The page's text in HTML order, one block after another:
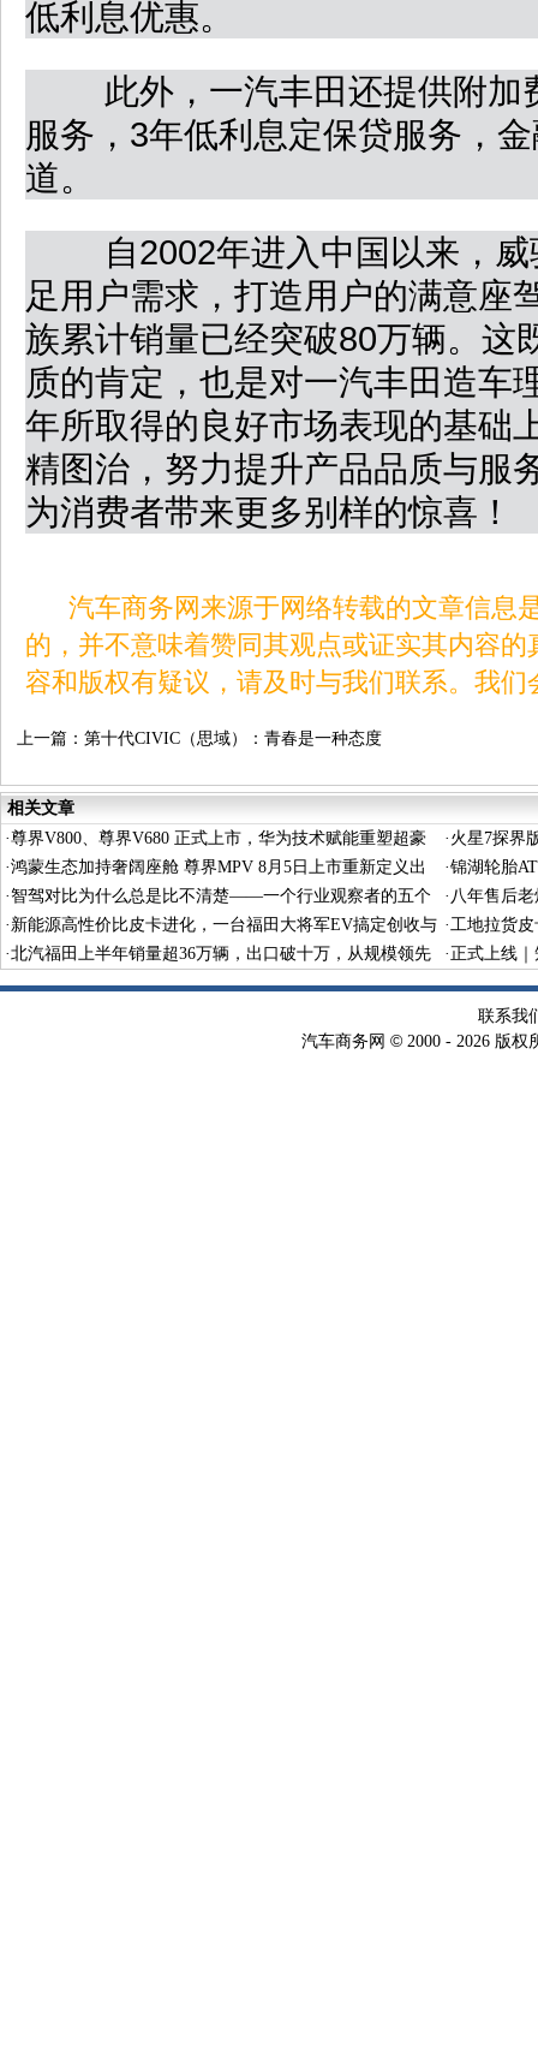
低利息优惠。
此外，一汽丰田还提供附加
服务，3年低利息定保贷服务，
道。
自2002年进入中国以来，威
足用户需求，打造用户的满意座
族累计销量已经突破80万辆。这
质的肯定，也是对一汽丰田造车
年所取得的良好市场表现的基础
精图治，努力提升产品品质与服
为消费者带来更多别样的惊喜！
汽车商务网来源于网络转载的文章信息
的，并不意味着赞同其观点或证实其内容
容和版权有疑议，请及时与我们联系。我
上一篇： 第十代CIVIC（思域）：青春是一种态度
相关文章
·尊界V800、尊界V680 正式上市，华为技术赋能重塑超豪
华MPV价值标杆
· 火星7探界
·鸿蒙生态加持奢阔座舱 尊界MPV 8月5日上市重新定义出
行标杆
·锦湖轮胎
求，打造全
·智驾对比为什么总是比不清楚——一个行业观察者的五个
维度
· 八年售后
· 新能源高性价比皮卡进化，一台福田大将军EV搞定创收与
休闲
·工地拉货
程全运输
·北汽福田上半年销量超36万辆，出口破十万，从规模领先
迈向体系增长
· 正式上线
AIGC解决
联系我
汽车商务网 © 2000 - 2026 版权